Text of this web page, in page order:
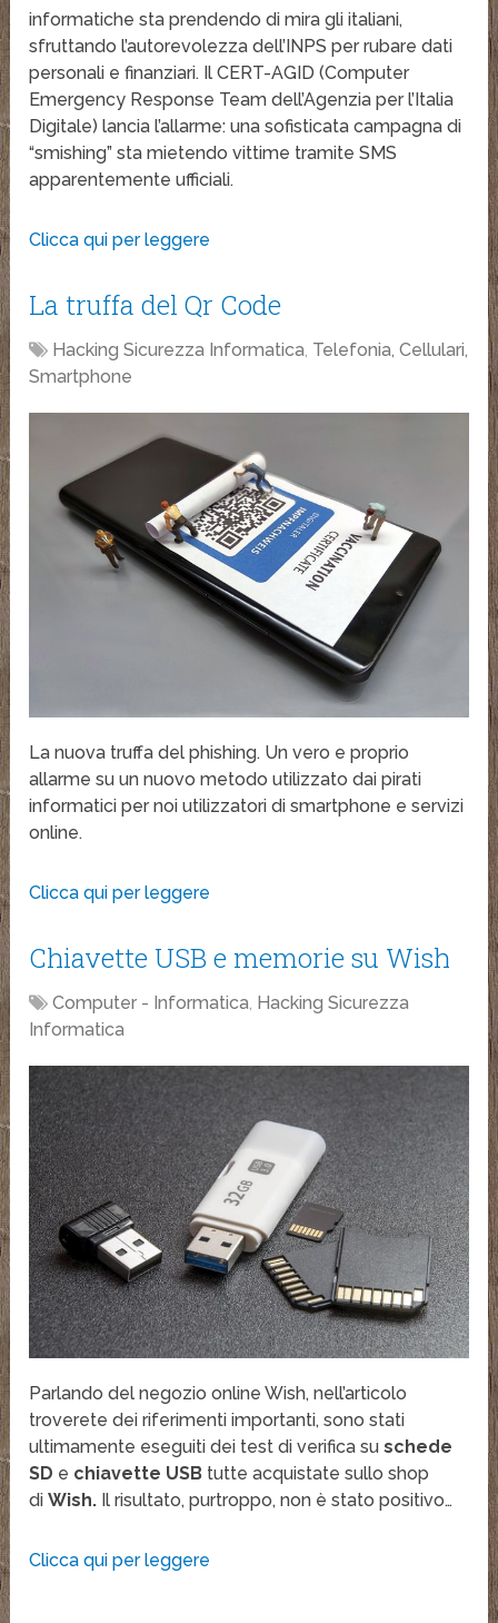
informatiche sta prendendo di mira gli italiani,
sfruttando l’autorevolezza dell’INPS per rubare dati
personali e finanziari. Il CERT-AGID (Computer
Emergency Response Team dell’Agenzia per l’Italia
Digitale) lancia l’allarme: una sofisticata campagna di
“smishing” sta mietendo vittime tramite SMS
apparentemente ufficiali.
Clicca qui per leggere
La truffa del Qr Code
Hacking Sicurezza Informatica, Telefonia, Cellulari,
Smartphone
La nuova truffa del phishing. Un vero e proprio
allarme su un nuovo metodo utilizzato dai pirati
informatici per noi utilizzatori di smartphone e servizi
online.
Clicca qui per leggere
Chiavette USB e memorie su Wish
Computer - Informatica, Hacking Sicurezza
Informatica
Parlando del negozio online Wish, nell’articolo
troverete dei riferimenti importanti, sono stati
ultimamente eseguiti dei test di verifica suschede
SD e chiavette USB tutte acquistate sullo shop
diWish. Il risultato, purtroppo, non è stato positivo…
Clicca qui per leggere